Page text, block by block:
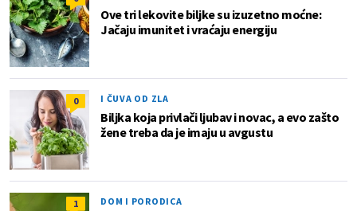
Ove tri lekovite biljke su izuzetno moćne:
Jačaju imunitet i vraćaju energiju
0 I ČUVA OD ZLA
Biljka koja privlači ljubav i novac, a evo zašto
žene treba da je imaju u avgustu
1 DOM I PORODICA